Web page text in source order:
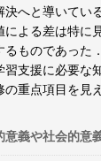
決へと導いてい
による差は特に
るものであった
習支援に必要な
重点項目を見
意義や社会的意